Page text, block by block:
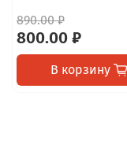
890.00 ₽
800.00 ₽
В корзину